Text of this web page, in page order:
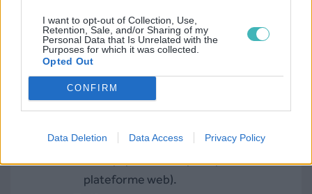
I want to opt-out of Collection, Use,
Retention, Sale, and/or Sharing of my
Personal Data that Is Unrelated with the
Purposes for which it was collected.
Opted Out
CONFIRM
Data Deletion Data Access Privacy Policy
Réception d’appels
Points forts:
Numéros virtuels dans100 pays.
Numéros courts disponibles aux
API SMS robuste, parfaite pour
plateforme web).